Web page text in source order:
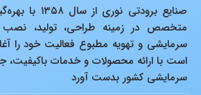
صنایع برودتی
متخصص در زمینه طراحی، تولید، نصب
سرمایشی و تهویه مطبوع فعالیت خود را
است با ارائه محصولات و خدمات باکیفیت،
سرمایشی کشور بدست آورد